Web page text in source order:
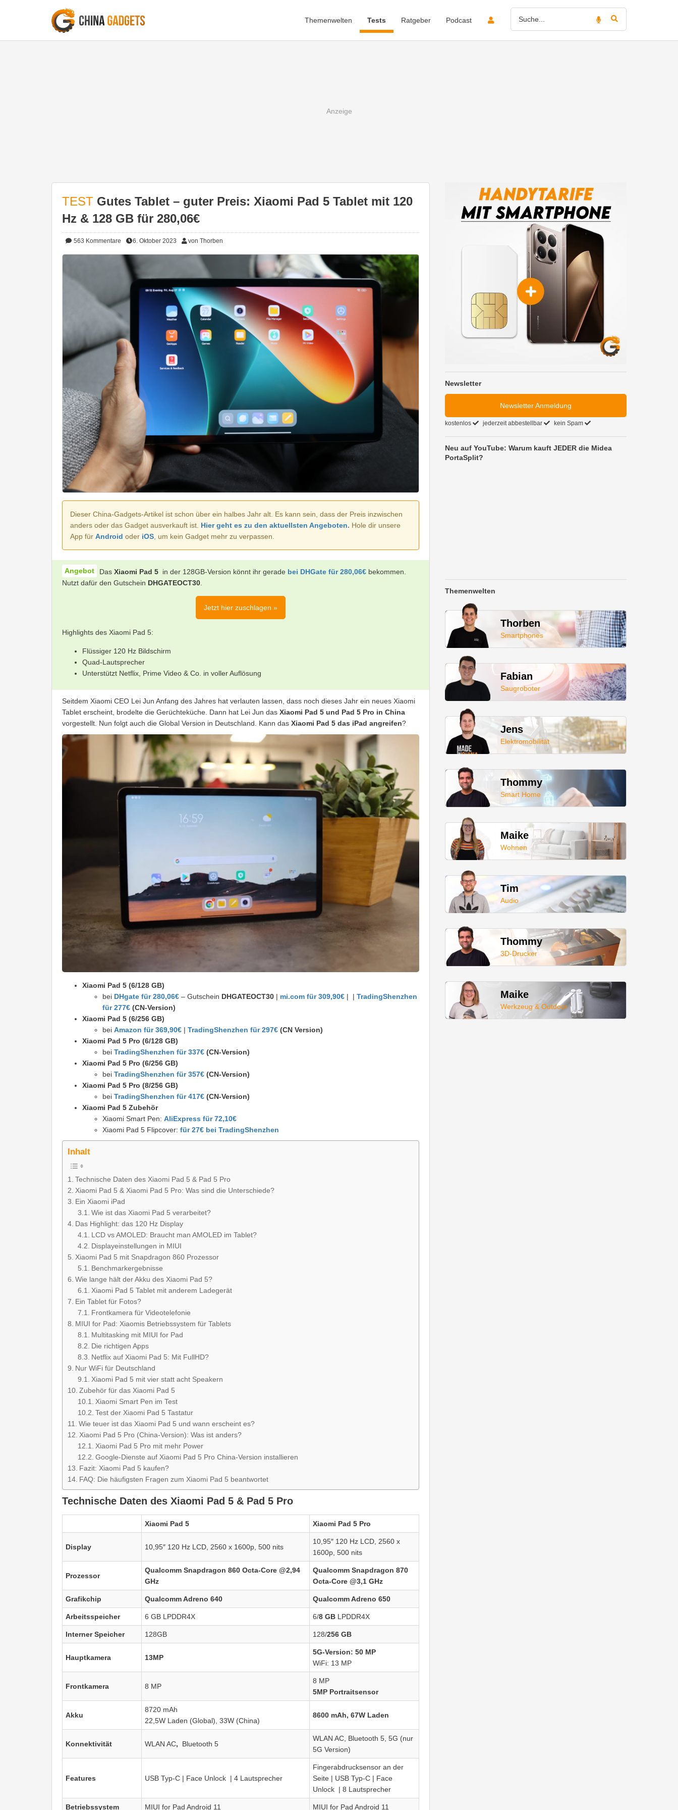
Themenwelten Tests Ratgeber Podcast
TEST Gutes Tablet – guter Preis: Xiaomi Pad 5 Tablet mit 120
Hz & 128 GB für 280,06€
563 Kommentare 6. Oktober 2023 von Thorben
Dieser China-Gadgets-Artikel ist schon über ein halbes Jahr alt. Es kann sein, dass der Preis inzwischen
anders oder das Gadget ausverkauft ist. Hier geht es zu den aktuellsten Angeboten. Hole dir unsere
App für Android oder iOS , um kein Gadget mehr zu verpassen.
Das Xiaomi Pad 5 in der 128GB-Version könnt ihr gerade bei DHGate für 280,06€ bekommen.
Nutzt dafür den Gutschein DHGATEOCT30
Jetzt hier zuschlagen »
Highlights des Xiaomi Pad 5:
Flüssiger 120 Hz Bildschirm
Quad-Lautsprecher
Unterstützt Netflix, Prime Video & Co. in voller Auflösung
Seitdem Xiaomi CEO Lei Jun Anfang des Jahres hat verlauten lassen, dass noch dieses Jahr ein neues Xiaomi
Tablet erscheint, brodelte die Gerüchteküche. Dann hat Lei Jun das Xiaomi Pad 5 und Pad 5 Pro in China
vorgestellt. Nun folgt auch die Global Version in Deutschland. Kann das Xiaomi Pad 5 das iPad angreifen?
Xiaomi Pad 5 (6/128 GB)
bei DHgate für 280,06€ – Gutschein DHGATEOCT30 | mi.com für 309,90€ | | TradingShenzhen
für 277€ (CN-Version)
Xiaomi Pad 5 (6/256 GB)
bei Amazon für369,90€ | TradingShenzhen für 297€ (CN Version)
Xiaomi Pad 5 Pro (6/128 GB)
bei TradingShenzhen für 337€ (CN-Version)
Xiaomi Pad 5 Pro (6/256 GB)
bei TradingShenzhen für 357€ (CN-Version)
Xiaomi Pad 5 Pro (8/256 GB)
bei TradingShenzhen für 417€ (CN-Version)
Xiaomi Pad 5 Zubehör
Xiaomi Smart Pen: AliExpress für 72,10€
Xiaomi Pad 5 Flipcover: für 27€ bei TradingShenzhen
Inhalt
Technische Daten des Xiaomi Pad 5 & Pad 5 Pro
Xiaomi Pad 5 & Xiaomi Pad 5 Pro: Was sind die Unterschiede?
Ein Xiaomi iPad
Wie ist das Xiaomi Pad 5 verarbeitet?
Das Highlight: das 120 Hz Display
LCD vs AMOLED: Braucht man AMOLED im Tablet?
Displayeinstellungen in MIUI
Xiaomi Pad 5 mit Snapdragon 860 Prozessor
Benchmarkergebnisse
Wie lange hält der Akku des Xiaomi Pad 5?
Xiaomi Pad 5 Tablet mit anderem Ladegerät
Ein Tablet für Fotos?
Frontkamera für Videotelefonie
MIUI for Pad: Xiaomis Betriebssystem für Tablets
Multitasking mit MIUI for Pad
Die richtigen Apps
Netflix auf Xiaomi Pad 5: Mit FullHD?
Nur WiFi für Deutschland
Xiaomi Pad 5 mit vier statt acht Speakern
Zubehör für das Xiaomi Pad 5
Xiaomi Smart Pen im Test
Test der Xiaomi Pad 5 Tastatur
Wie teuer ist das Xiaomi Pad 5 und wann erscheint es?
Xiaomi Pad 5 Pro (China-Version): Was ist anders?
Xiaomi Pad 5 Pro mit mehr Power
Google-Dienste auf Xiaomi Pad 5 Pro China-Version installieren
Fazit: Xiaomi Pad 5 kaufen?
FAQ: Die häufigsten Fragen zum Xiaomi Pad 5 beantwortet
Technische Daten des Xiaomi Pad 5 & Pad 5 Pro
Xiaomi Pad 5 Xiaomi Pad 5 Pro
Display 10,95″ 120 Hz LCD, 2560 x 1600p, 500 nits
10,95″ 120 Hz LCD, 2560 x
1600p, 500 nits
Prozessor
Qualcomm Snapdragon 860 Octa-Core @2,94
GHz
Qualcomm Snapdragon 870
Octa-Core @3,1 GHz
Grafikchip Qualcomm Adreno 640 Qualcomm Adreno 650
Arbeitsspeicher 6 GB LPDDR4X 6/8 GB LPDDR4X
Interner Speicher 128GB 128/256 GB
Hauptkamera 13MP
5G-Version: 50 MP
WiFi: 13 MP
Frontkamera 8 MP
8 MP
5MP Portraitsensor
Akku
8720 mAh
22,5W Laden (Global), 33W (China)
8600 mAh, 67W Laden
Konnektivität WLAN AC, Bluetooth 5
WLAN AC, Bluetooth 5, 5G (nur
5G Version)
Features USB Typ-C | Face Unlock | 4 Lautsprecher
Fingerabdrucksensor an der
Seite | USB Typ-C | Face
Unlock | 8 Lautsprecher
Betriebssystem MIUI for Pad Android 11 MIUI for Pad Android 11
Newsletter
Newsletter Anmeldung
kostenlos jederzeit abbestellbar kein Spam
Neu auf YouTube: Warum kauft JEDER die Midea
PortaSplit?
Themenwelten
Thorben
Smartphones
Fabian
Saugroboter
Jens
Elektromobilität
Thommy
Smart Home
Maike
Wohnen
Tim
Audio
Thommy
3D-Drucker
Maike
Werkzeug & Outdoor